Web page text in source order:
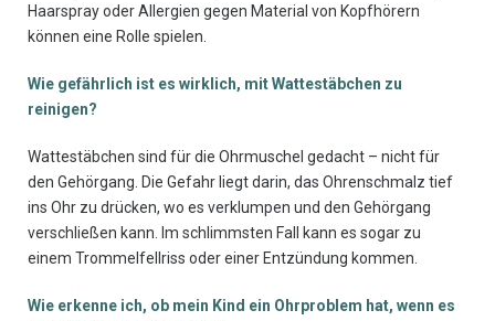
Haarspray oder Allergien gegen Material von Kopfhörern
können eine Rolle spielen.
Wie gefährlich ist es wirklich, mit Wattestäbchen zu
reinigen?
Wattestäbchen sind für die Ohrmuschel gedacht – nicht für
den Gehörgang. Die Gefahr liegt darin, das Ohrenschmalz tief
ins Ohr zu drücken, wo es verklumpen und den Gehörgang
verschließen kann. Im schlimmsten Fall kann es sogar zu
einem Trommelfellriss oder einer Entzündung kommen.
Wie erkenne ich, ob mein Kind ein Ohrproblem hat, wenn es